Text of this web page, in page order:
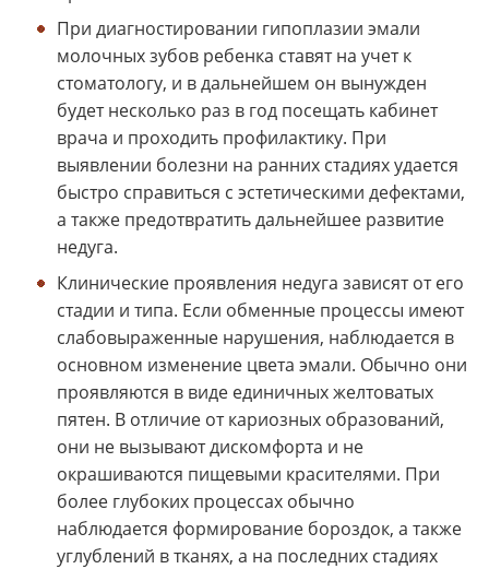
При диагностировании гипоплазии эмали
молочных зубов ребенка ставят на учет к
стоматологу, и в дальнейшем он вынужден
будет несколько раз в год посещать кабинет
врача и проходить профилактику. При
выявлении болезни на ранних стадиях удается
быстро справиться с эстетическими дефектами,
а также предотвратить дальнейшее развитие
недуга.
Клинические проявления недуга зависят от его
стадии и типа. Если обменные процессы имеют
слабовыраженные нарушения, наблюдается в
основном изменение цвета эмали. Обычно они
проявляются в виде единичных желтоватых
пятен. В отличие от кариозных образований,
они не вызывают дискомфорта и не
окрашиваются пищевыми красителями. При
более глубоких процессах обычно
наблюдается формирование бороздок, а также
углублений в тканях, а на последних стадиях